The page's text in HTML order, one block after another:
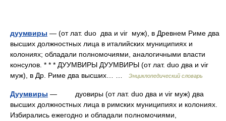
дуумвиры — (от лат. duo два и vir муж), в Древнем Риме два
высших должностных лица в италийских муниципиях и
колониях; обладали полномочиями, аналогичными власти
консулов. * * * ДУУМВИРЫ ДУУМВИРЫ (от лат. duo два и vir
муж), в Др. Риме два высших… …
Энциклопедический словарь
Дуумвиры — дуовиры (от лат. duo два и vir муж) два
высших должностных лица в римских муниципиях и колониях.
Избирались ежегодно и обладали полномочиями,